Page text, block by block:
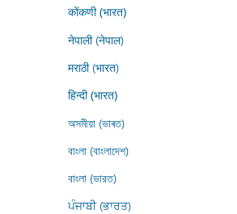
कोंकणी (भारत)
नेपाली (नेपाल)
मराठी (भारत)
हिन्दी (भारत)
অসমীয়া (ভাৰত)
বাংলা (বাংলাদেশ)
বাংলা (ভারত)
ਪੰਜਾਬੀ (ਭਾਰਤ)